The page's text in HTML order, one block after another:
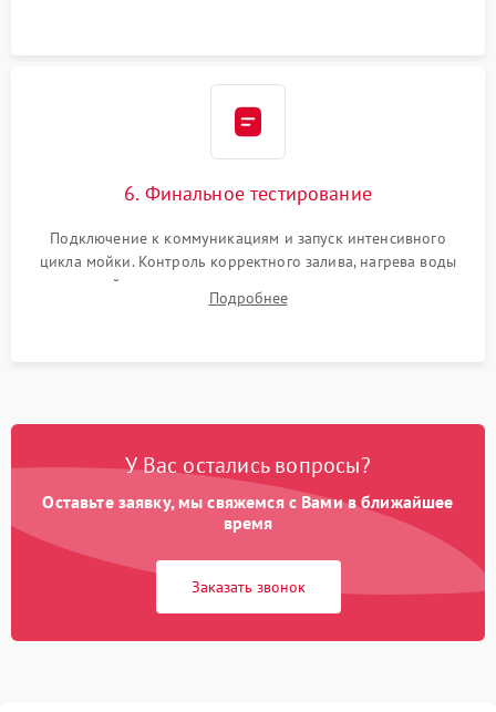
6. Финальное тестирование
Подключение к коммуникациям и запуск интенсивного
цикла мойки. Контроль корректного залива, нагрева воды
до нужной температуры, отсутствия посторонних шумов,
штатного слива и абсолютной сухости в поддоне.
Подробнее
У Вас остались вопросы?
Оставьте заявку, мы свяжемся с Вами в ближайшее
время
Заказать звонок